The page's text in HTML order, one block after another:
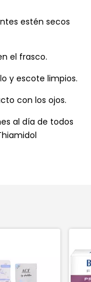
estén secos
el frasco.
y escote limpios.
con los ojos.
al día de todos